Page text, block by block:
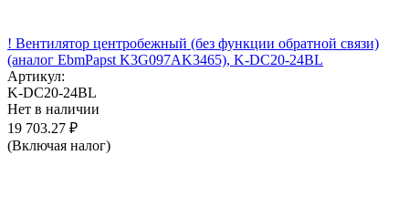
! Вентилятор центробежный (без функции обратной связи)
(аналог EbmPapst K3G097AK3465), K-DC20-24BL
Артикул:
K-DC20-24BL
Нет в наличии
19 703.27 ₽
(Включая налог)